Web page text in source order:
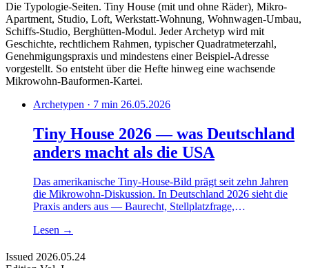
Die Typologie-Seiten. Tiny House (mit und ohne Räder), Mikro-
Apartment, Studio, Loft, Werkstatt-Wohnung, Wohnwagen-Umbau,
Schiffs-Studio, Berghütten-Modul. Jeder Archetyp wird mit
Geschichte, rechtlichem Rahmen, typischer Quadratmeterzahl,
Genehmigungspraxis und mindestens einer Beispiel-Adresse
vorgestellt. So entsteht über die Hefte hinweg eine wachsende
Mikrowohn-Bauformen-Kartei.
Archetypen · 7 min 26.05.2026
Tiny House 2026 — was Deutschland
anders macht als die USA
Das amerikanische Tiny-House-Bild prägt seit zehn Jahren
die Mikrowohn-Diskussion. In Deutschland 2026 sieht die
Praxis anders aus — Baurecht, Stellplatzfrage,
eigene Typologie. Wir gehen vier Unterschiede durch, die im
Lesen →
Issued 2026.05.24